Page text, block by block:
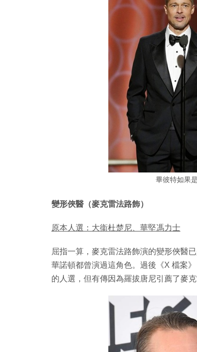
畢彼特如果
變形俠醫（麥克雷法路飾）
原本人選：大衞杜楚尼、華堅馮力士
屈指一算，麥克雷法路飾演的變形俠醫
華諾頓都曾演過這角色。過後《X 檔案
的人選，但有傳因為羅拔唐尼引薦了麥